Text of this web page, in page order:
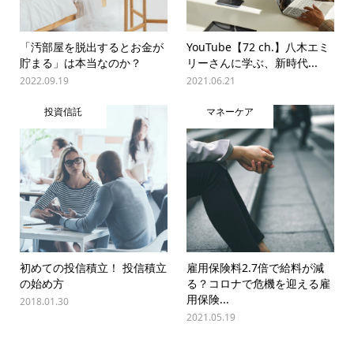
「汚部屋を脱出するとお金が
貯まる」は本当なのか？
2022.09.19
YouTube【72 ch.】八木エミ
リーさんに学ぶ、新時代...
2021.06.21
投資信託
初めての投信積立！ 投信積立
の始め方
2018.01.30
マネーケア
雇用保険料2.7倍で給料が減
る？コロナで危機を迎える雇
用保険...
2021.05.19